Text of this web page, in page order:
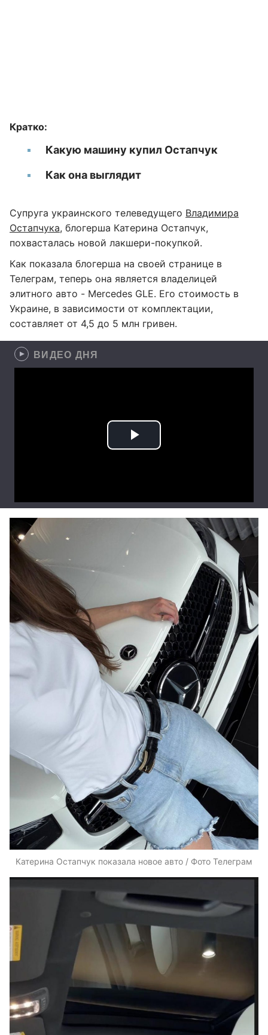
Кратко:
Какую машину купил Остапчук
Как она выглядит
Супруга украинского телеведущего Владимира
Остапчука, блогерша Катерина Остапчук,
похвасталась новой лакшери-покупкой.
Как показала блогерша на своей странице в
Телеграм, теперь она является владелицей
элитного авто - Mercedes GLE. Его стоимость в
Украине, в зависимости от комплектации,
составляет от 4,5 до 5 млн гривен.
ВИДЕО ДНЯ
Катерина Остапчук показала новое авто / Фото Телеграм